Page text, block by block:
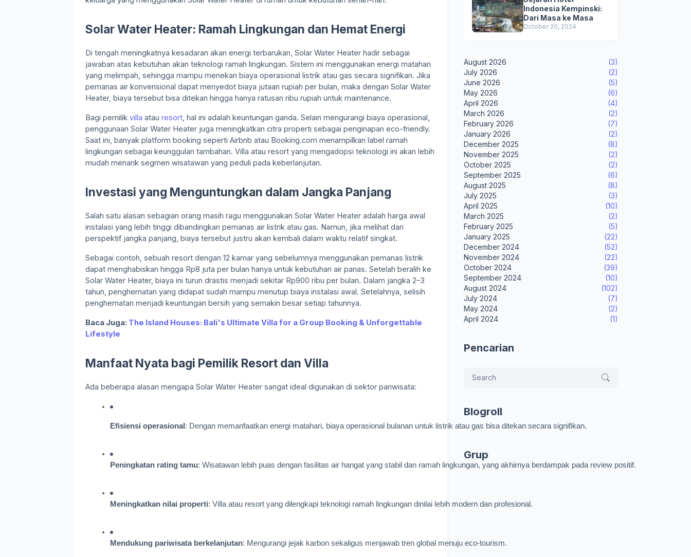
Solar Water Heater: Ramah Lingkungan dan Hemat Energi
Di tengah meningkatnya kesadaran akan energi terbarukan, Solar Water Heater hadir sebagai
jawaban atas kebutuhan akan teknologi ramah lingkungan. Sistem ini menggunakan energi matahari
yang melimpah, sehingga mampu menekan biaya operasional listrik atau gas secara signifikan. Jika
pemanas air konvensional dapat menyedot biaya jutaan rupiah per bulan, maka dengan Solar Water
Heater, biaya tersebut bisa ditekan hingga hanya ratusan ribu rupiah untuk maintenance.
Bagi pemilik villa atau resort, hal ini adalah keuntungan ganda. Selain mengurangi biaya operasional,
penggunaan Solar Water Heater juga meningkatkan citra properti sebagai penginapan eco-friendly.
Saat ini, banyak platform booking seperti Airbnb atau Booking.com menampilkan label ramah
lingkungan sebagai keunggulan tambahan. Villa atau resort yang mengadopsi teknologi ini akan lebih
mudah menarik segmen wisatawan yang peduli pada keberlanjutan.
Investasi yang Menguntungkan dalam Jangka Panjang
Salah satu alasan sebagian orang masih ragu menggunakan Solar Water Heater adalah harga awal
instalasi yang lebih tinggi dibandingkan pemanas air listrik atau gas. Namun, jika melihat dari
perspektif jangka panjang, biaya tersebut justru akan kembali dalam waktu relatif singkat.
Sebagai contoh, sebuah resort dengan 12 kamar yang sebelumnya menggunakan pemanas listrik
dapat menghabiskan hingga Rp8 juta per bulan hanya untuk kebutuhan air panas. Setelah beralih ke
Solar Water Heater, biaya ini turun drastis menjadi sekitar Rp900 ribu per bulan. Dalam jangka 2–3
tahun, penghematan yang didapat sudah mampu menutup biaya instalasi awal. Setelahnya, selisih
penghematan menjadi keuntungan bersih yang semakin besar setiap tahunnya.
Baca Juga: The Island Houses: Bali's Ultimate Villa for a Group Booking & Unforgettable
Lifestyle
Manfaat Nyata bagi Pemilik Resort dan Villa
Ada beberapa alasan mengapa Solar Water Heater sangat ideal digunakan di sektor pariwisata:
Efisiensi operasional : Dengan memanfaatkan energi matahari, biaya operasional bulanan untuk listrik atau gas bisa ditekan secara signifikan.
Peningkatan rating tamu: Wisatawan lebih puas dengan fasilitas air hangat yang stabil dan ramah lingkungan, yang akhirnya berdampak pada review positif.
Meningkatkan nilai properti: Villa atau resort yang dilengkapi teknologi ramah lingkungan dinilai lebih modern dan profesional.
Mendukung pariwisata berkelanjutan: Mengurangi jejak karbon sekaligus menjawab tren global menuju eco-tourism.
Indonesia Kempinski:
Dari Masa ke Masa
October 20, 2024
August 2026
(3)
July 2026
(2)
June 2026
(5)
May 2026
(6)
April 2026
(4)
March 2026
(2)
February 2026
(7)
January 2026
(2)
December 2025
(8)
November 2025
(2)
October 2025
(2)
September 2025
(6)
August 2025
(8)
July 2025
(3)
April 2025
(10)
March 2025
(2)
February 2025
(5)
January 2025
(22)
December 2024
(52)
November 2024
(22)
October 2024
(39)
September 2024
(10)
August 2024
(102)
July 2024
(7)
May 2024
(2)
April 2024
(1)
Pencarian
Blogroll
Grup